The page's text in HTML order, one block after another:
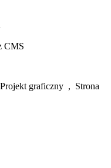
CMS
graficzny , Strona